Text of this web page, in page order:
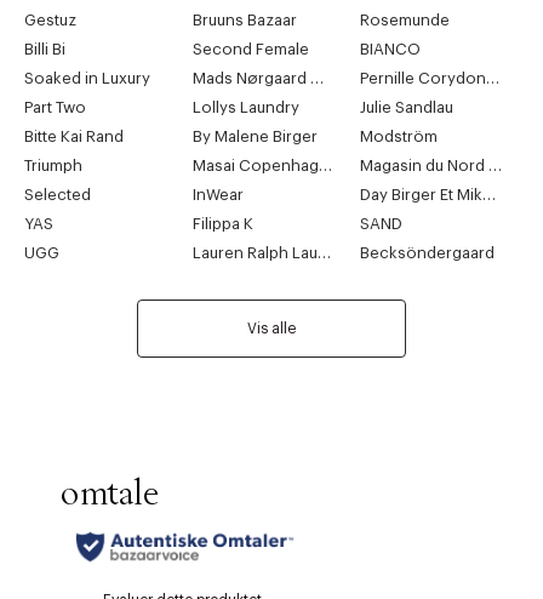
Gestuz
Bruuns Bazaar
Rosemunde
Billi Bi
Second Female
BIANCO
Soaked in Luxury
Mads Nørgaard Copenhagen
Pernille Corydon Jewellery
Part Two
Lollys Laundry
Julie Sandlau
Bitte Kai Rand
By Malene Birger
Modström
Triumph
Masai Copenhagen
Magasin du Nord Collection
Selected
InWear
Day Birger Et Mikkelsen
YAS
Filippa K
SAND
UGG
Lauren Ralph Lauren Becksöndergaard
Vis alle